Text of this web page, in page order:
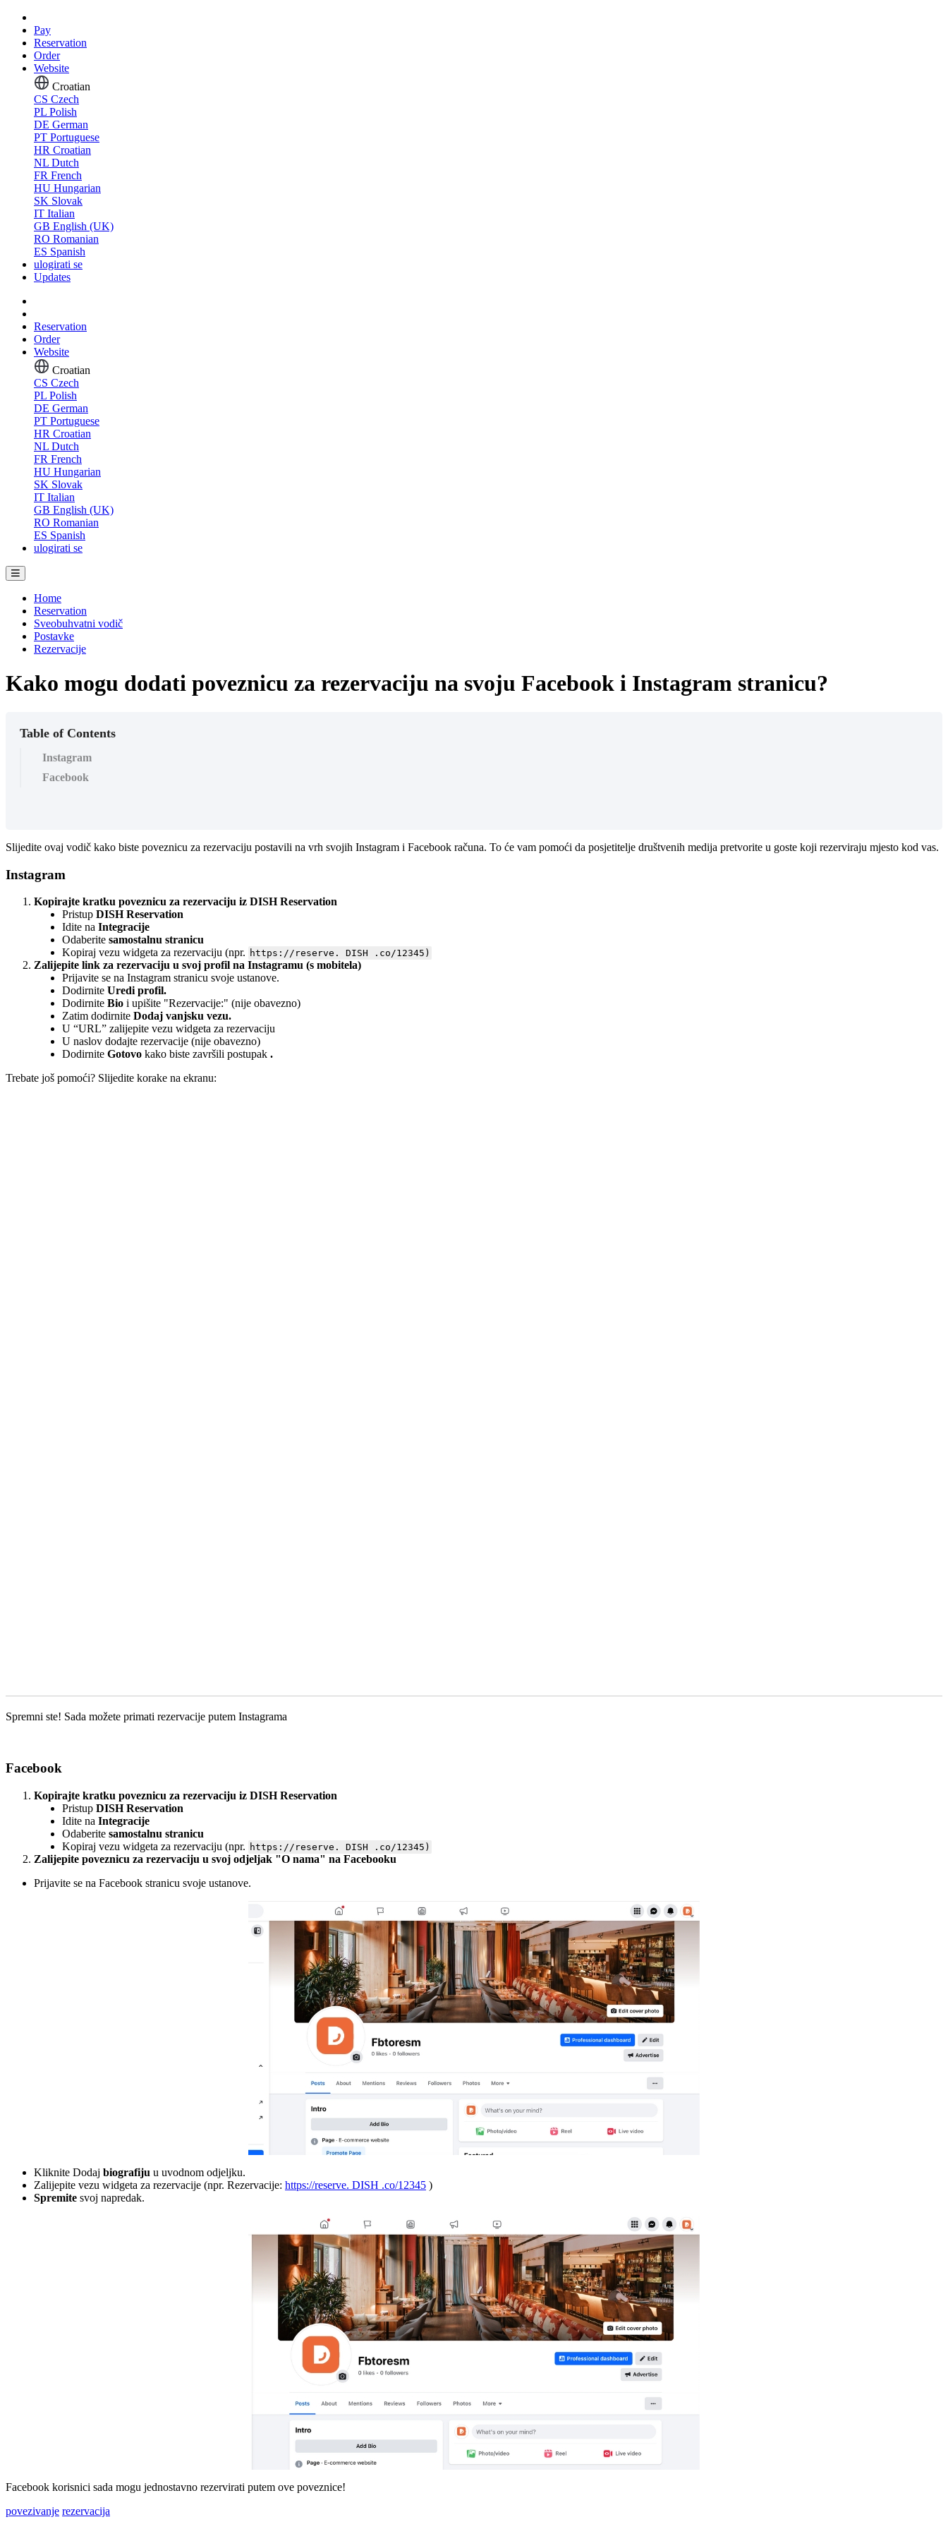
Pay
Reservation
Order
Website
Croatian
CS Czech
PL Polish
DE German
PT Portuguese
HR Croatian
NL Dutch
FR French
HU Hungarian
SK Slovak
IT Italian
GB English (UK)
RO Romanian
ES Spanish
ulogirati se
Updates
Reservation
Order
Website
Croatian
CS Czech
PL Polish
DE German
PT Portuguese
HR Croatian
NL Dutch
FR French
HU Hungarian
SK Slovak
IT Italian
GB English (UK)
RO Romanian
ES Spanish
ulogirati se
Home
Reservation
Sveobuhvatni vodič
Postavke
Rezervacije
Kako mogu dodati poveznicu za rezervaciju na svoju Facebook i Instagram stranicu?
Table of Contents
Instagram
Facebook
Slijedite ovaj vodič kako biste poveznicu za rezervaciju postavili na vrh svojih Instagram i Facebook računa. To će vam pomoći da posjetitelje društvenih medija pretvorite u goste koji rezerviraju mjesto kod vas.
Instagram
Kopirajte kratku poveznicu za rezervaciju iz DISH Reservation
Pristup DISH Reservation
Idite na Integracije
Odaberite samostalnu stranicu
Kopiraj vezu widgeta za rezervaciju (npr. https://reserve. DISH .co/12345)
Zalijepite link za rezervaciju u svoj profil na Instagramu (s mobitela)
Prijavite se na Instagram stranicu svoje ustanove.
Dodirnite Uredi profil.
Dodirnite Bio i upišite "Rezervacije:" (nije obavezno)
Zatim dodirnite Dodaj vanjsku vezu.
U “URL” zalijepite vezu widgeta za rezervaciju
U naslov dodajte rezervacije (nije obavezno)
Dodirnite Gotovo kako biste završili postupak .
Trebate još pomoći? Slijedite korake na ekranu:
Spremni ste! Sada možete primati rezervacije putem Instagrama
Facebook
Kopirajte kratku poveznicu za rezervaciju iz DISH Reservation
Pristup DISH Reservation
Idite na Integracije
Odaberite samostalnu stranicu
Kopiraj vezu widgeta za rezervaciju (npr. https://reserve. DISH .co/12345)
Zalijepite poveznicu za rezervaciju u svoj odjeljak "O nama" na Facebooku
Prijavite se na Facebook stranicu svoje ustanove.
Kliknite Dodaj biografiju u uvodnom odjeljku.
Zalijepite vezu widgeta za rezervacije (npr. Rezervacije: https://reserve. DISH .co/12345 )
Spremite svoj napredak.
Facebook korisnici sada mogu jednostavno rezervirati putem ove poveznice!
povezivanje rezervacija